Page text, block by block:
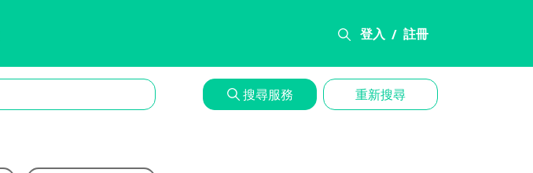
登入 / 註冊
搜尋服務 重新搜尋